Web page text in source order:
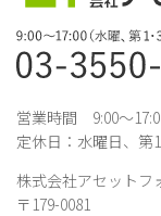
営業時間 9:00～
定休日：水曜日、第
株式会社アセットフ
〒179-0081